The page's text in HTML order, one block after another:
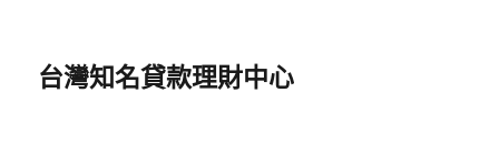
台灣知名貸款理財中心